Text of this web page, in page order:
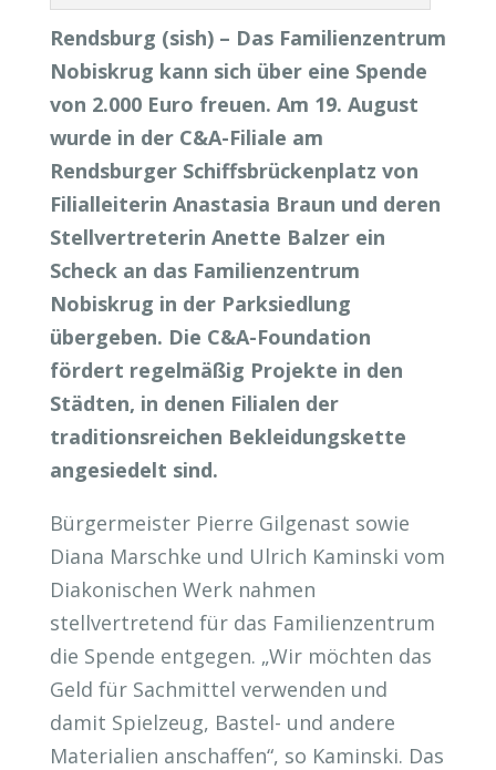
Rendsburg (sish) – Das Familienzentrum
Nobiskrug kann sich über eine Spende
von 2.000 Euro freuen. Am 19. August
wurde in der C&A-Filiale am
Rendsburger Schiffsbrückenplatz von
Filialleiterin Anastasia Braun und deren
Stellvertreterin Anette Balzer ein
Scheck an das Familienzentrum
Nobiskrug in der Parksiedlung
übergeben. Die C&A-Foundation
fördert regelmäßig Projekte in den
Städten, in denen Filialen der
traditionsreichen Bekleidungskette
angesiedelt sind.
Bürgermeister Pierre Gilgenast sowie
Diana Marschke und Ulrich Kaminski vom
Diakonischen Werk nahmen
stellvertretend für das Familienzentrum
die Spende entgegen. „Wir möchten das
Geld für Sachmittel verwenden und
damit Spielzeug, Bastel- und andere
Materialien anschaffen“, so Kaminski. Das